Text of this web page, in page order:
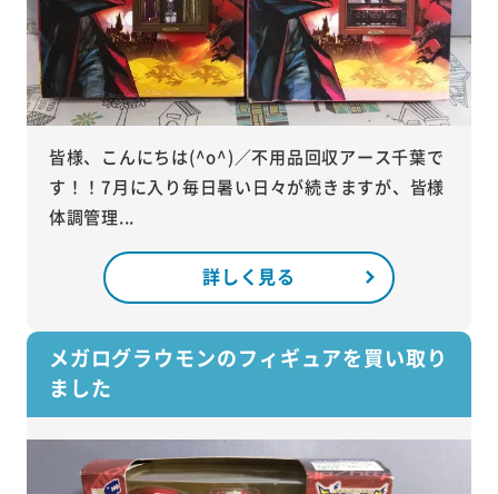
皆様、こんにちは(^o^)／不用品回収アース千葉で
す！！7月に入り毎日暑い日々が続きますが、皆様
体調管理...
詳しく見る
メガログラウモンのフィギュアを買い取り
ました